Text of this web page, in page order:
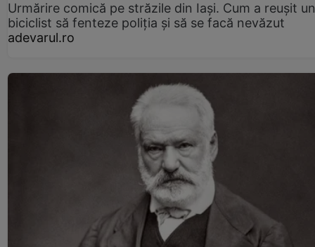
Urmărire comică pe străzile din Iași. Cum a reușit un
biciclist să fenteze poliția și să se facă nevăzut
adevarul.ro